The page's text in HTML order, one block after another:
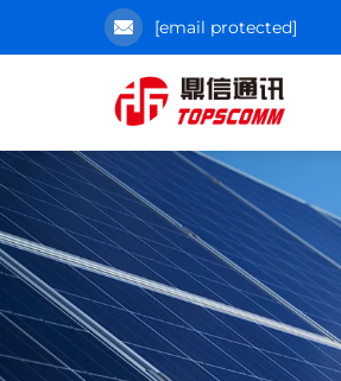
[email protected]